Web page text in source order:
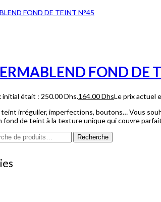
FOND DE
initial était : 250.00 Dhs.164.00DhsLe prix actuel
irrégulier, imperfections, boutons… Vous
fond de teint à la texture unique qui couvre
Recherche